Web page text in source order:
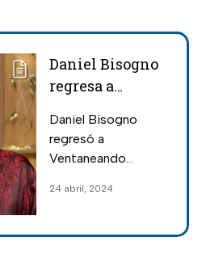
Daniel Bisogno
regresa a
revela lo que le
pasó realmente
Daniel Bisogno
regresó a
Ventaneando
dos meses de
los cuales enfrentó
24 abril, 2024